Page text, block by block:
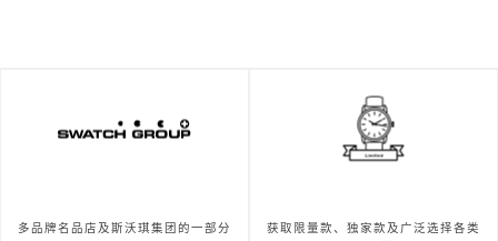
多品牌名品店及斯沃琪集团的一部分
获取限量款、独家款及广泛选择各类